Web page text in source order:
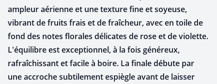
ampleur aérienne et une texture fine et soyeuse,
vibrant de fruits frais et de fraîcheur, avec en toile de
fond des notes florales délicates de rose et de violette.
L'équilibre est exceptionnel, à la fois généreux,
rafraîchissant et facile à boire. La finale débute par
une accroche subtilement espiègle avant de laisser